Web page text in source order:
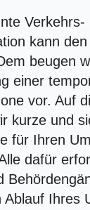
Verkehrs-
kann
beugen
einer
vor. Auf
kurze und
für Ihren
dafür
Ablauf Ihres